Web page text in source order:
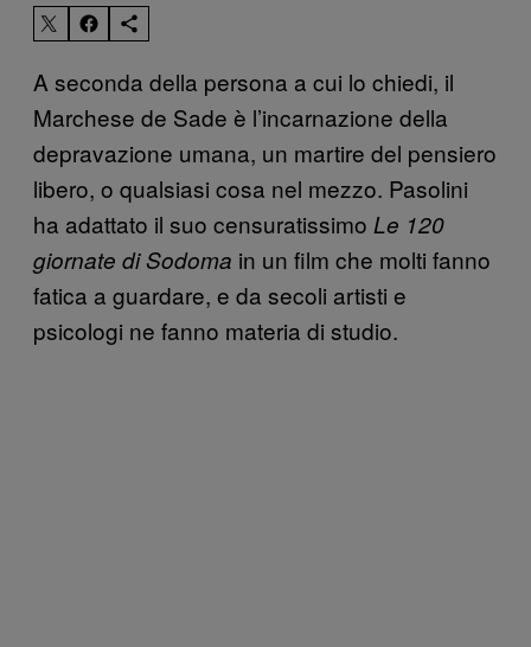
A seconda della persona a cui lo chiedi, il
Marchese de Sade è l’incarnazione della
depravazione umana, un martire del pensiero
libero, o qualsiasi cosa nel mezzo. Pasolini
ha adattato il suo censuratissimo Le 120
giornate di Sodoma in un film che molti fanno
fatica a guardare, e da secoli artisti e
psicologi ne fanno materia di studio.